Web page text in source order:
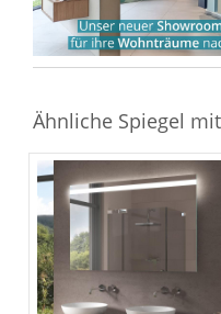
Ähnliche Spiegel